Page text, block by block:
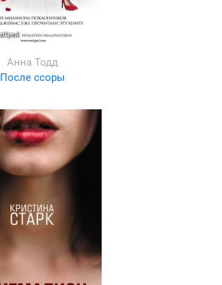
Анна Тодд
После ссоры